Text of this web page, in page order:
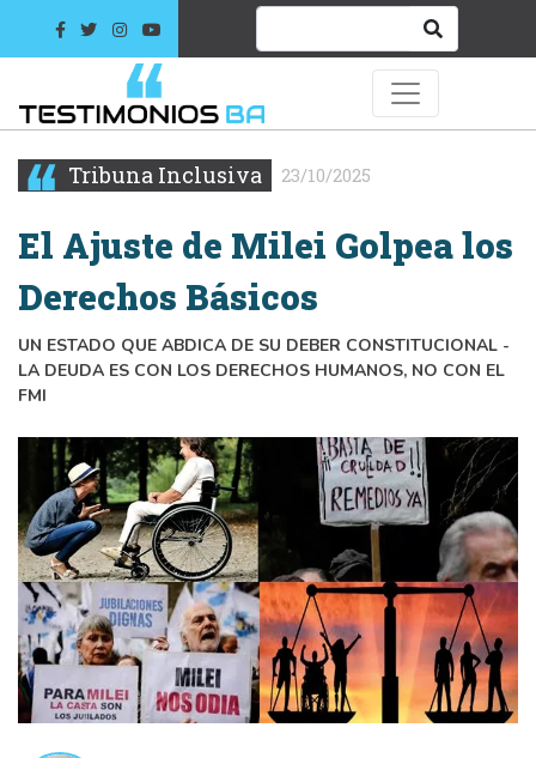
Tribuna Inclusiva 23/10/2025
El Ajuste de Milei Golpea los
Derechos Básicos
UN ESTADO QUE ABDICA DE SU DEBER CONSTITUCIONAL -
LA DEUDA ES CON LOS DERECHOS HUMANOS, NO CON EL
FMI